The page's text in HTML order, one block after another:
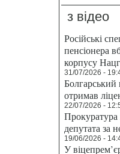
з відео
Російські
пенсіонера
корпусу
31/07/2026 -
Болгарський
отримав
22/07/2026 -
депутата за
19/06/2026 -
У